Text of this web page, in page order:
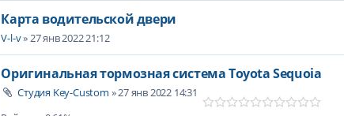
Карта водительской двери
V-l-v» 27 янв 2022 21:12
Оригинальная тормозная система Toyota Sequoia
Студия Key-Custom » 27 янв 2022 14:31